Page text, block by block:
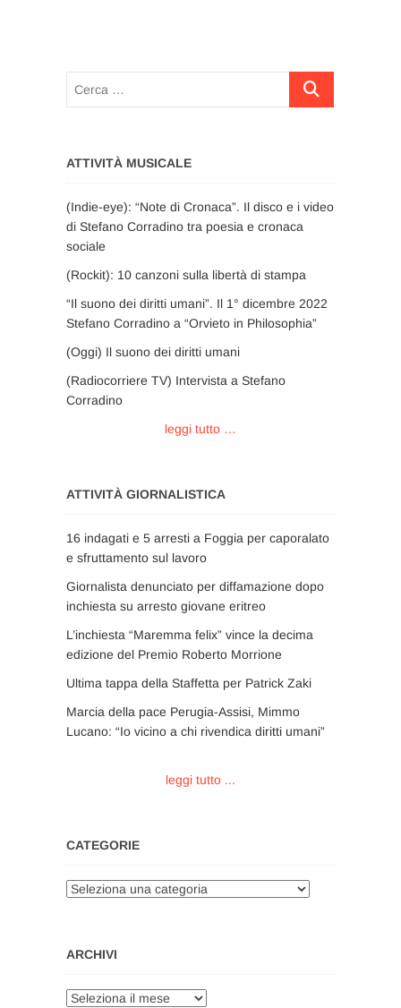
Cerca
ATTIVITÀ MUSICALE
(Indie-eye): “Note di Cronaca”. Il disco e i video
di Stefano Corradino tra poesia e cronaca
sociale
(Rockit): 10 canzoni sulla libertà di stampa
“Il suono dei diritti umani”. Il 1° dicembre 2022
Stefano Corradino a “Orvieto in Philosophia”
(Oggi) Il suono dei diritti umani
(Radiocorriere TV) Intervista a Stefano
Corradino
leggi tutto …
ATTIVITÀ GIORNALISTICA
16 indagati e 5 arresti a Foggia per caporalato
e sfruttamento sul lavoro
Giornalista denunciato per diffamazione dopo
inchiesta su arresto giovane eritreo
L’inchiesta “Maremma felix” vince la decima
edizione del Premio Roberto Morrione
Ultima tappa della Staffetta per Patrick Zaki
Marcia della pace Perugia-Assisi, Mimmo
Lucano: “Io vicino a chi rivendica diritti umani”
leggi tutto ...
CATEGORIE
Categorie
ARCHIVI
Archivi